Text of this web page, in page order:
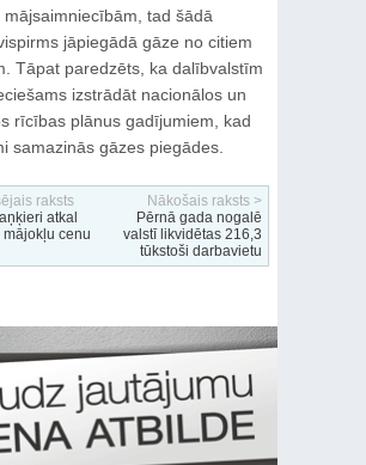
mājsaimniecībām, tad šādā
jāpiegādā gāze no citiem
Tāpat paredzēts, ka dalībvalstīm
izstrādāt nacionālos un
rīcības plānus gadījumiem, kad
samazinās gāzes piegādes.
raksts
atkal
cenu
Nākošais raksts >
Pērnā gada nogalē
valstī likvidētas 216,3
tūkstoši darbavietu